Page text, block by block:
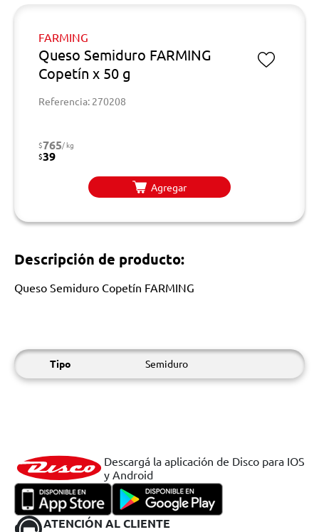
FARMING
Queso Semiduro FARMING
Copetín x 50 g
Referencia: 270208
$765/ kg
$39
Agregar
Descripción de producto:
Queso Semiduro Copetín FARMING
Tipo Semiduro
Descargá la aplicación de Disco para IOS
y Android
ATENCIÓN AL CLIENTE